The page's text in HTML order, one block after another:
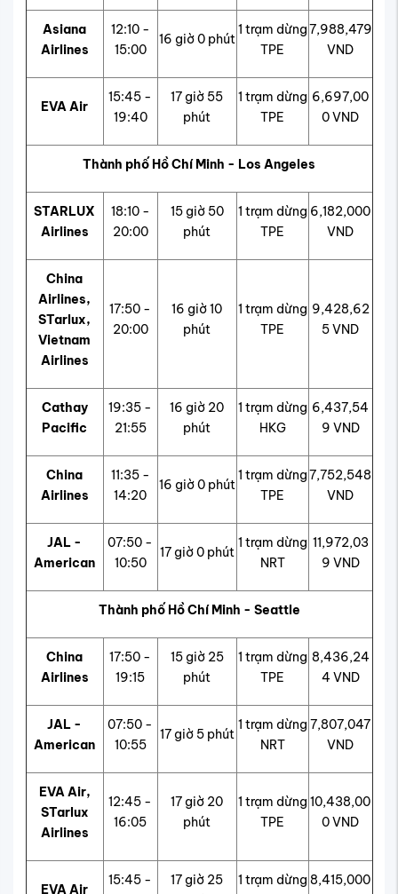
Asiana
Airlines
12:10 -
15:00
16 giờ 0 phút
1 trạm dừng
TPE
7,988,479
VND
EVA Air
15:45 -
19:40
17 giờ 55
phút
1 trạm dừng
TPE
6,697,00
0 VND
Thành phố Hồ Chí Minh - Los Angeles
STARLUX
Airlines
18:10 -
20:00
15 giờ 50
phút
1 trạm dừng
TPE
6,182,000
VND
China
Airlines,
STarlux,
Vietnam
Airlines
17:50 -
20:00
16 giờ 10
phút
1 trạm dừng
TPE
9,428,62
5 VND
Cathay
Pacific
19:35 -
21:55
16 giờ 20
phút
1 trạm dừng
HKG
6,437,54
9 VND
China
Airlines
11:35 -
14:20
16 giờ 0 phút
1 trạm dừng
TPE
7,752,548
VND
JAL -
American
07:50 -
10:50
17 giờ 0 phút
1 trạm dừng
NRT
11,972,03
9 VND
Thành phố Hồ Chí Minh - Seattle
China
Airlines
17:50 -
19:15
15 giờ 25
phút
1 trạm dừng
TPE
8,436,24
4 VND
JAL -
American
07:50 -
10:55
17 giờ 5 phút
1 trạm dừng
NRT
7,807,047
VND
EVA Air,
STarlux
Airlines
12:45 -
16:05
17 giờ 20
phút
1 trạm dừng
TPE
10,438,00
0 VND
EVA Air
15:45 -
17 giờ 25
1 trạm dừng 8,415,000